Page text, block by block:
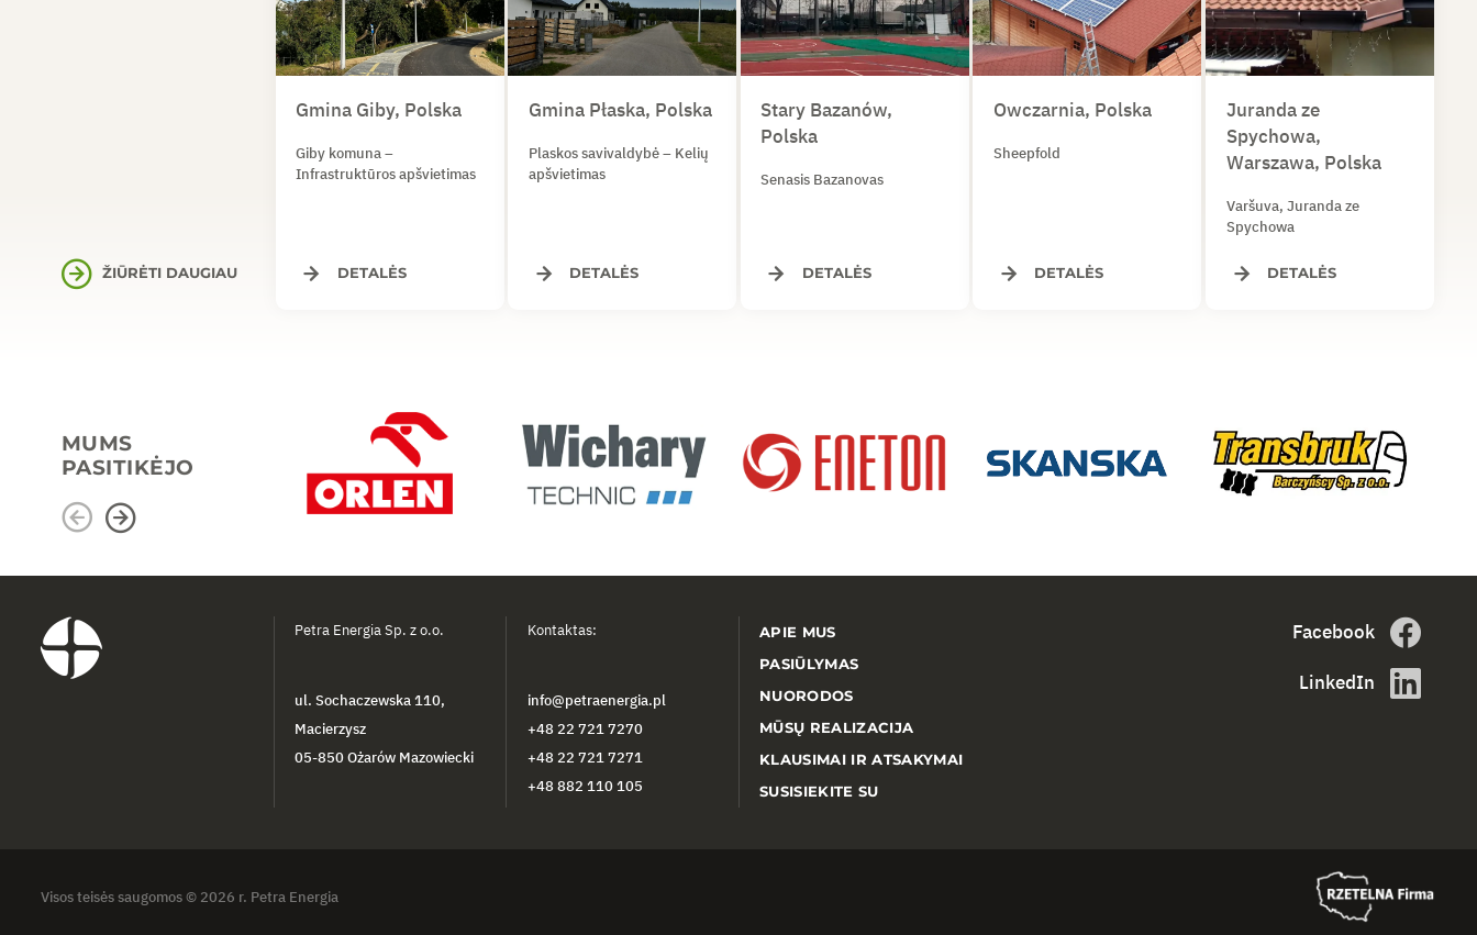
ŽIŪRĖTI DAUGIAU
Gmina Giby, Polska
Giby komuna –
Infrastruktūros apšvietimas
DETALĖS
Gmina Płaska, Polska
Plaskos savivaldybė – Kelių
apšvietimas
DETALĖS
Stary Bazanów,
Polska
Senasis Bazanovas
DETALĖS
Owczarnia, Polska
Sheepfold
DETALĖS
Juranda ze
Spychowa,
Warszawa, Polska
Varšuva, Juranda ze
Spychowa
DETALĖS
MUMS
PASITIKĖJO
Petra Energia Sp. z o.o.
ul. Sochaczewska 110,
Macierzysz
05-850 Ożarów Mazowiecki
Kontaktas:
info@petraenergia.pl
+48 22 721 7270
+48 22 721 7271
+48 882 110 105
APIE MUS
PASIŪLYMAS
NUORODOS
MŪSŲ REALIZACIJA
KLAUSIMAI IR ATSAKYMAI
SUSISIEKITE SU
Facebook
LinkedIn
Visos teisės saugomos © 2026 r. Petra Energia